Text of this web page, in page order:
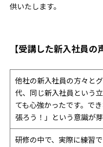
供いたします。
【受講した新入社員の
他社の新入社員の方々と
代、同じ新入社員という
ても心強かったです。で
張ろう！」という意識が芽
研修の中で、実際に練習